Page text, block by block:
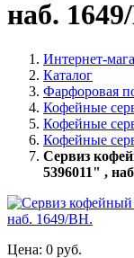
наб.
Интернет-
Каталог
Фарфоровая
Кофейные
Кофейные
Кофейные
Сервиз
5396011" ,
Цена: 0 руб.